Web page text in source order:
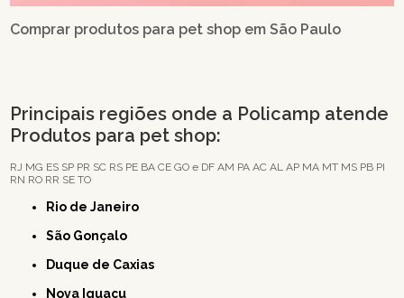
Comprar produtos para pet shop em São Paulo
Principais regiões onde a Policamp atende
Produtos para pet shop:
RJ MG ES SP PR SC RS PE BA CE GO e DF AM PA AC AL AP MA MT MS PB PI
RN RO RR SE TO
Rio de Janeiro
São Gonçalo
Duque de Caxias
Nova Iguaçu